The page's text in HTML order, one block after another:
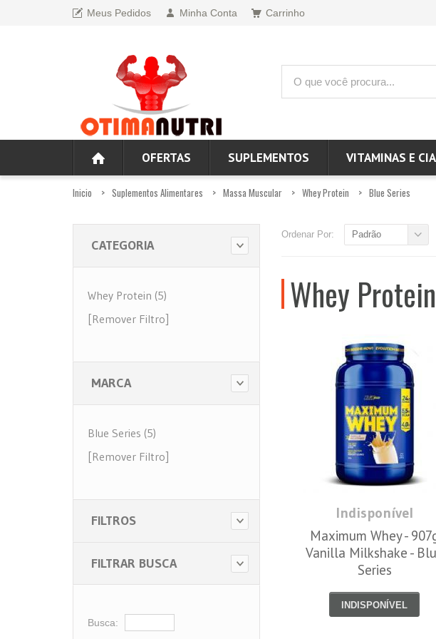
Meus Pedidos Minha Conta Carrinho
OFERTAS SUPLEMENTOS VITAMINAS E CIA
Inicio Suplementos Alimentares Massa Muscular Whey Protein Blue Series
CATEGORIA
Whey Protein (5)
[Remover Filtro]
MARCA
Blue Series (5)
[Remover Filtro]
FILTROS
FILTRAR BUSCA
Busca:
Ordenar Por: Padrão
Whey
Indisponível
Maximum Whey -
Vanilla Milkshake -
Series
INDISPONÍVEL